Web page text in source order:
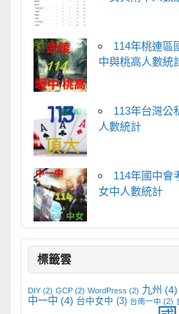
114年桃連區
中與桃高人數統
113年台灣公
人數統計
114年國中會
女中人數統計
標籤雲
DIY(2) GCP(2) WordPress (2) 九州 (4)
中一中 (4) 台中女中 (3) 台南一中 (2)